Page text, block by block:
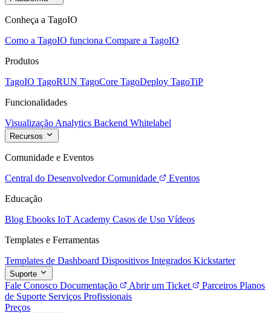
Conheça a TagoIO
Como a TagoIO funciona Compare a TagoIO
Produtos
TagoIO TagoRUN TagoCore TagoDeploy TagoTiP
Funcionalidades
Visualização Analytics Backend Whitelabel
Recursos
Comunidade e Eventos
Central do Desenvolvedor Comunidade
Eventos
Educação
Blog Ebooks IoT Academy Casos de Uso Vídeos
Templates e Ferramentas
Templates de Dashboard Dispositivos Integrados Kickstarter
Suporte
Fale Conosco Documentação Abrir um Ticket Parceiros Planos
de Suporte Serviços Profissionais
Preços